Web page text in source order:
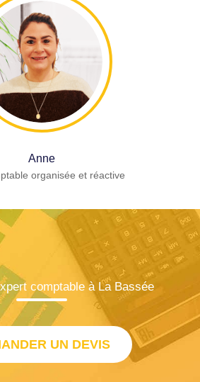
Anne
organisée et réactive
comptable à La Bassée
UN DEVIS